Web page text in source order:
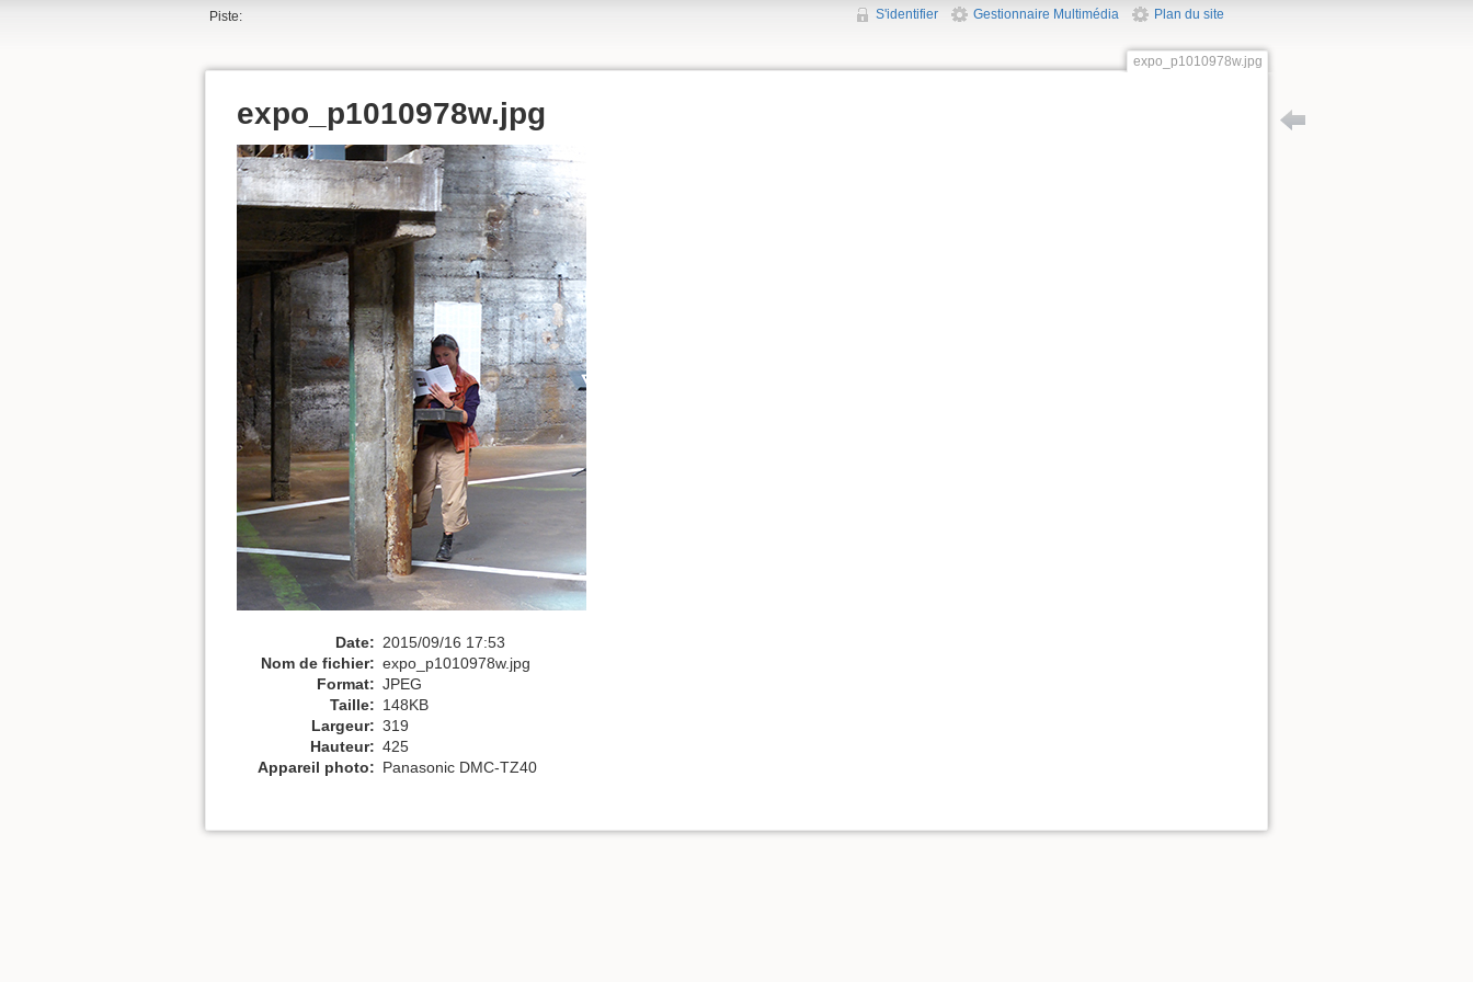
S'identifier Gestionnaire Multimédia Plan du site
Piste:
expo_p1010978w.jpg
expo_p1010978w.jpg
Date: 2015/09/16 17:53
Nom de fichier: expo_p1010978w.jpg
Format: JPEG
Taille: 148KB
Largeur: 319
Hauteur: 425
Appareil photo: Panasonic DMC-TZ40